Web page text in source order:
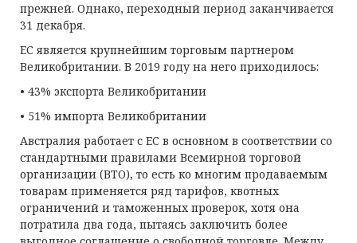
прежней. Однако, переходный период заканчивается
31 декабря.
ЕС является крупнейшим торговым партнером
Великобритании. В 2019 году на него приходилось:
• 43% экспорта Великобритании
• 51% импорта Великобритании
Австралия работает с ЕС в основном в соответствии со
стандартными правилами Всемирной торговой
организации (ВТО), то есть ко многим продаваемым
товарам применяется ряд тарифов, квотных
ограничений и таможенных проверок, хотя она
потратила два года, пытаясь заключить более